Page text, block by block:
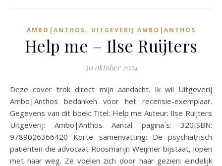
AMBO|ANTHOS, UITGEVERIJ AMBO|ANTHOS
Help me – Ilse Ruijters
30 oktober 2024
Deze cover trok direct mijn aandacht. Ik wil Uitgeverij
Ambo|Anthos bedanken voor het recensie-exemplaar.
Gegevens van dit boek: Titel: Help me Auteur: Ilse Ruijters
Uitgeverij: Ambo|Anthos Aantal pagina´s: 320ISBN:
9789026366420 Korte samenvatting: De psychiatrisch
patiënten die advocaat Roosmarijn Weijmer bijstaat, lopen
met haar weg. Ze voelen zich door haar gezien: eindelijk